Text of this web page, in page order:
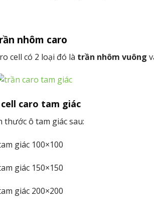
nhôm caro
cell có 2 loại đó là trần nhôm vuông
caro tam giác
thước ô tam giác sau:
giác 100×100
giác 150×150
giác 200×200